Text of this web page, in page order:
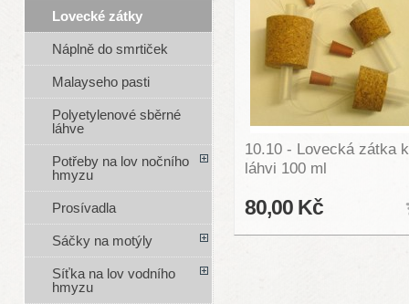
10.10 - Lovecká zátka k
láhvi 100 ml
80,00 Kč
Lovecké zátky
Náplně do smrtiček
Malayseho pasti
Polyetylenové sběrné
láhve
Potřeby na lov nočního
hmyzu
Prosívadla
Sáčky na motýly
Síťka na lov vodního
hmyzu